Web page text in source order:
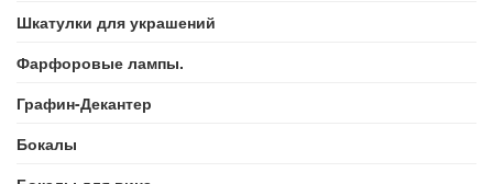
Шкатулки для украшений
Фарфоровые лампы.
Графин-Декантер
Бокалы